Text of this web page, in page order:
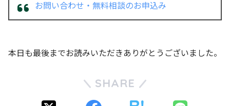
お問い合わせ・無料相談のお申込み
本日も最後までお読みいただきありがとうございました。
SHARE